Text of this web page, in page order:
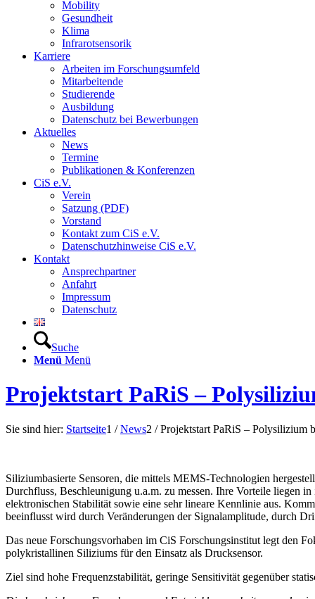
Mobility
Gesundheit
Klima
Infrarotsensorik
Karriere
Arbeiten im Forschungsumfeld
Mitarbeitende
Studierende
Ausbildung
Datenschutz bei Bewerbungen
Aktuelles
News
Termine
Publikationen & Konferenzen
CiS e.V.
Verein
Satzung (PDF)
Vorstand
Kontakt zum CiS e.V.
Datenschutzhinweise CiS e.V.
Kontakt
Ansprechpartner
Anfahrt
Impressum
Datenschutz
Suche
Menü Menü
Projektstart PaRiS –
Sie sind hier: Startseite1 / News2 / Projektstart PaRiS – Polysilizium
Siliziumbasierte Sensoren, die mittels MEMS-Technologien
Durchfluss, Beschleunigung u.a.m. zu messen. Ihre Vorteile liegen
elektronischen Stabilität sowie eine sehr lineare Kennlinie aus.
beeinflusst wird durch Veränderungen der Signalamplitude, durch
Das neue Forschungsvorhaben im CiS Forschungsinstitut legt den
polykristallinen Siliziums für den Einsatz als Drucksensor.
Ziel sind hohe Frequenzstabilität, geringe Sensitivität gegenüber